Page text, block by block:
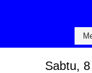
Sabtu,